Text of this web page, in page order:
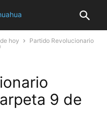
hoy
Partido Revolucionario
9 de